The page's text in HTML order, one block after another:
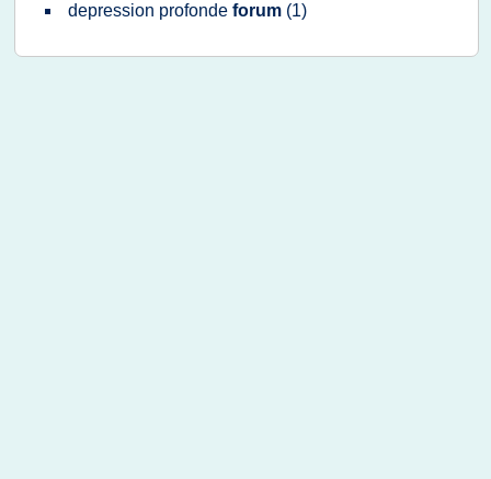
depression profonde forum (1)